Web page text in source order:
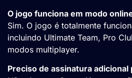
O jogo funciona em modo
Sim. O jogo é totalmente
incluindo Ultimate Team, Pro
modos multiplayer.
Preciso de assinatura adicional